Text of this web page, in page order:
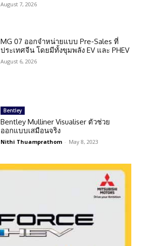
August 7, 2026
MG 07 ออกจำหน่ายแบบ Pre-Sales ที่
ประเทศจีน โดยมีทั้งขุมพลัง EV และ PHEV
August 6, 2026
Bentley
Bentley Mulliner Visualiser ตัวช่วย
ออกแบบเสมือนจริง
Nithi Thuamprathom - May 8, 2023